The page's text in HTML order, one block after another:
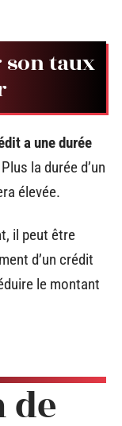
son taux
a une durée
Plus la durée d’un
élevée.
il peut être
d’un crédit
le montant
de